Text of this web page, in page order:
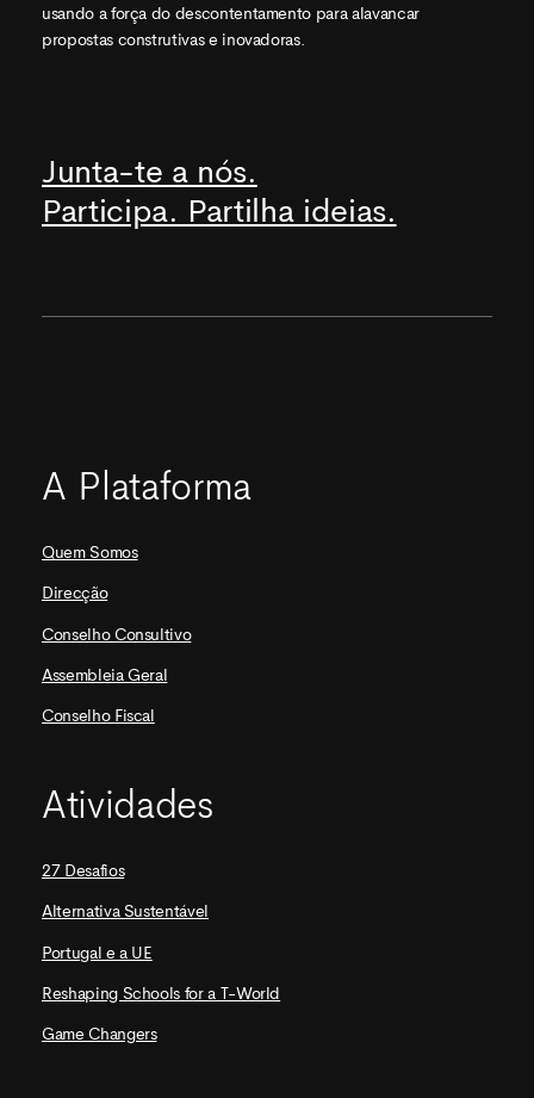
usando a força do descontentamento para alavancar
propostas construtivas e inovadoras.
Junta-te a nós.
Participa. Partilha ideias.
A Plataforma
Quem Somos
Direcção
Conselho Consultivo
Assembleia Geral
Conselho Fiscal
Atividades
27 Desafios
Alternativa Sustentável
Portugal e a UE
Reshaping Schools for a T-World
Game Changers